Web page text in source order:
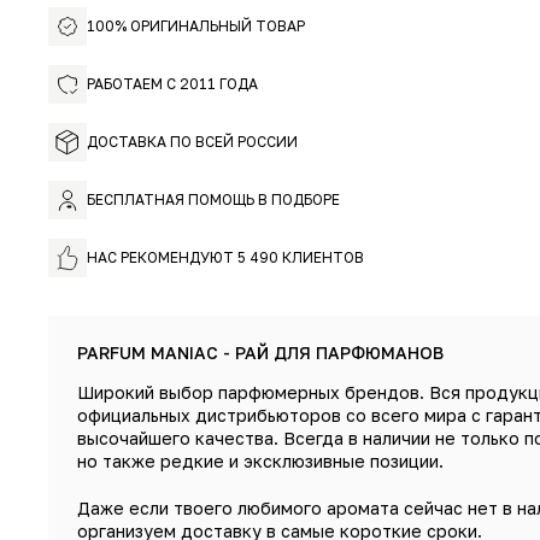
100% ОРИГИНАЛЬНЫЙ ТОВАР
РАБОТАЕМ С 2011 ГОДА
ДОСТАВКА ПО ВСЕЙ РОССИИ
БЕСПЛАТНАЯ ПОМОЩЬ В ПОДБОРЕ
НАС РЕКОМЕНДУЮТ 5 490 КЛИЕНТОВ
PARFUM MANIAC - РАЙ ДЛЯ ПАРФЮМАНОВ
Широкий выбор парфюмерных брендов. Вся
официальных дистрибьюторов со всего мира с
высочайшего качества. Всегда в наличии не только
но также редкие и эксклюзивные позиции.
Даже если твоего любимого аромата сейчас нет в
организуем доставку в самые короткие сроки.